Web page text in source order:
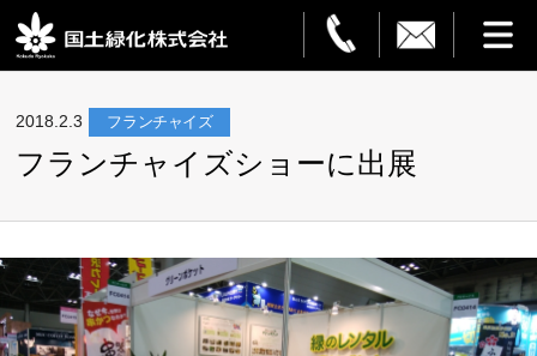
事業案内
観葉植物レンタル
造園・解体
フラワーサービス
2018.2.3 フランチャイズ
フランチャイズショーに出展